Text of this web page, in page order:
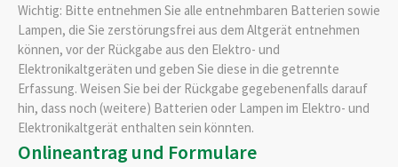
Wichtig: Bitte entnehmen Sie alle entnehmbaren Batterien sowie
Lampen, die Sie zerstörungsfrei aus dem Altgerät entnehmen
können, vor der Rückgabe aus den Elektro- und
Elektronikaltgeräten und geben Sie diese in die getrennte
Erfassung. Weisen Sie bei der Rückgabe gegebenenfalls darauf
hin, dass noch (weitere) Batterien oder Lampen im Elektro- und
Elektronikaltgerät enthalten sein könnten.
Onlineantrag und Formulare